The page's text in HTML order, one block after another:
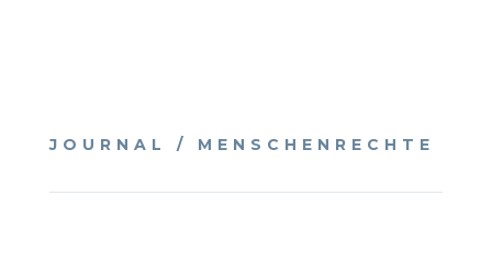
JOURNAL / MENSCHENRECHTE